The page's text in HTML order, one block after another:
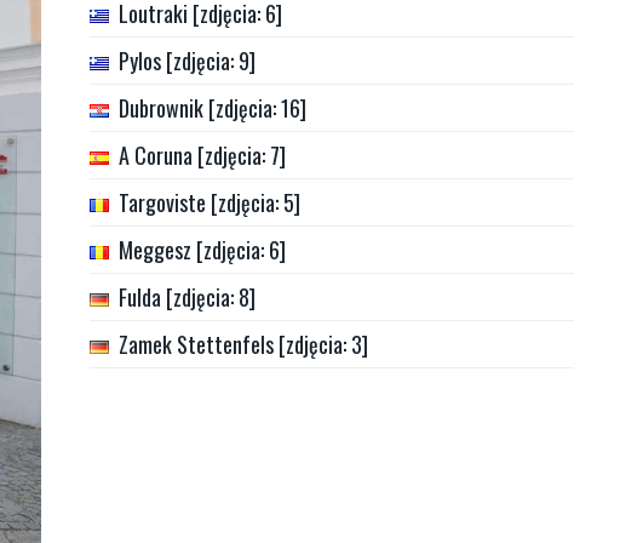
Loutraki [zdjęcia: 6]
Pylos [zdjęcia: 9]
Dubrownik [zdjęcia: 16]
A Coruna [zdjęcia: 7]
Targoviste [zdjęcia: 5]
Meggesz [zdjęcia: 6]
Fulda [zdjęcia: 8]
Zamek Stettenfels [zdjęcia: 3]